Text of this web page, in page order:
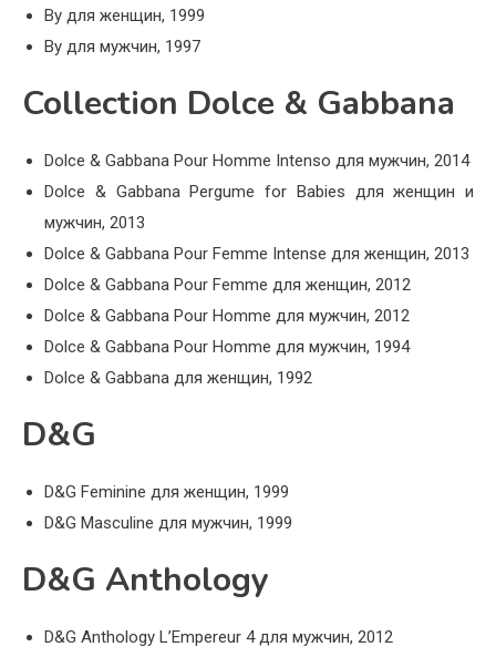
By для женщин, 1999
By для мужчин, 1997
Collection Dolce & Gabbana
Dolce & Gabbana Pour Homme Intenso для мужчин, 2014
Dolce & Gabbana Pergume for Babies для женщин и
мужчин, 2013
Dolce & Gabbana Pour Femme Intense для женщин, 2013
Dolce & Gabbana Pour Femme для женщин, 2012
Dolce & Gabbana Pour Homme для мужчин, 2012
Dolce & Gabbana Pour Homme для мужчин, 1994
Dolce & Gabbana для женщин, 1992
D&G
D&G Feminine для женщин, 1999
D&G Masculine для мужчин, 1999
D&G Anthology
D&G Anthology L’Empereur 4 для мужчин, 2012